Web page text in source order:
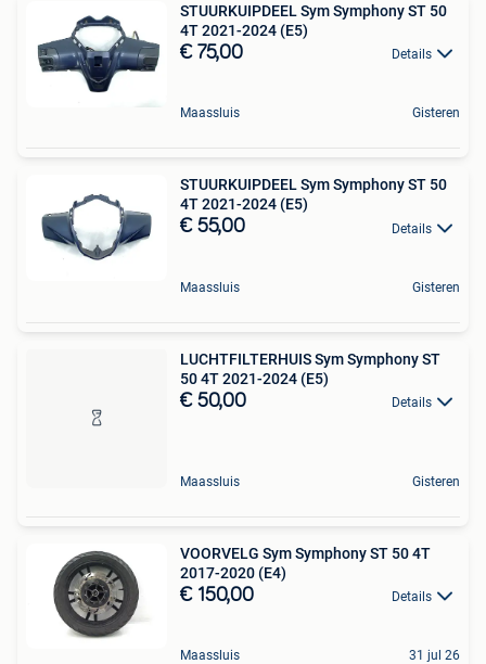
STUURKUIPDEEL Sym Symphony ST 50
4T 2021-2024 (E5)
€ 75,00 Details
Maassluis Gisteren
STUURKUIPDEEL Sym Symphony ST 50
4T 2021-2024 (E5)
€ 55,00 Details
Maassluis Gisteren
LUCHTFILTERHUIS Sym Symphony ST
50 4T 2021-2024 (E5)
€ 50,00 Details
Maassluis Gisteren
VOORVELG Sym Symphony ST 50 4T
2017-2020 (E4)
€ 150,00 Details
Maassluis 31 jul 26